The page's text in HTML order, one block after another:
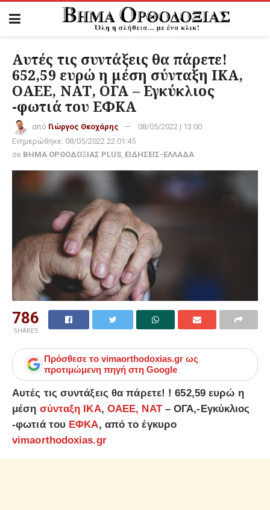
Αυτές τις συντάξεις θα πάρετε!
652,59 ευρώ η μέση σύνταξη ΙΚΑ,
ΟΑΕΕ, ΝΑΤ, ΟΓΑ – Εγκύκλιος
-φωτιά του ΕΦΚΑ
από Γιώργος Θεοχάρης
08/05/2022 | 13:00
Ενημερώθηκε: 08/05/2022 22:01:45
σε ΒΗΜΑ ΟΡΘΟΔΟΞΙΑΣ PLUS, ΕΙΔΗΣΕΙΣ-ΕΛΛΑΔΑ
786
SHARES
Πρόσθεσε το vimaorthodoxias.gr ως
προτιμώμενη πηγή στη Google
Αυτές τις συντάξεις θα πάρετε! ! 652,59 ευρώ η
μέση σύνταξη ΙΚΑ, ΟΑΕΕ, ΝΑΤ– ΟΓΑ,-Εγκύκλιος
-φωτιά του ΕΦΚΑ, από το έγκυρο
vimaorthodoxias.gr